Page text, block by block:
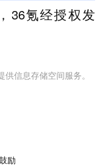
36氪经授权发
信息存储空间服务。
励